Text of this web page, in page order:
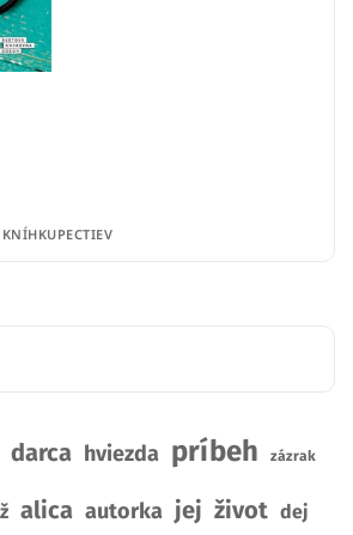
KNÍHKUPECTIEV
darca hviezda príbeh zázrak
alica autorka jej život dej